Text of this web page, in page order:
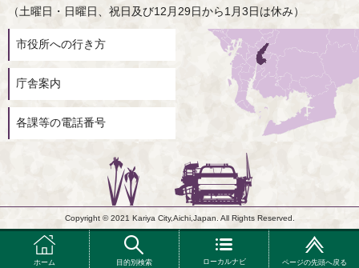
ホーム 目的別検索 ローカルナビ ページの先頭へ戻る
（土曜日・日曜日、祝日及び12月29日から1月3日は休み）
市役所への行き方
庁舎案内
各課等の電話番号
Copyright © 2021 Kariya City,Aichi,Japan. All Rights Reserved.